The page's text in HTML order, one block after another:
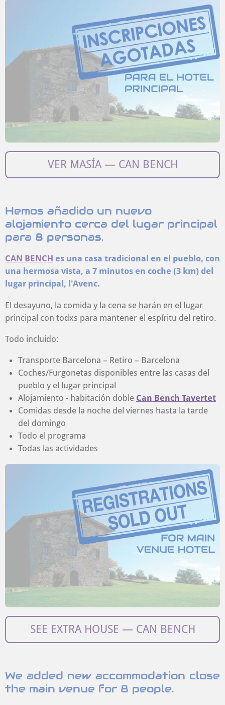
VER MASÍA — CAN BENCH
Hemos añadido un nuevo
alojamiento cerca del lugar principal
para 8 personas.
CAN BENCH es una casa tradicional en el pueblo, con
una hermosa vista, a 7 minutos en coche (3 km) del
lugar principal, l'Avenc.
El desayuno, la comida y la cena se harán en el lugar
principal con todxs para mantener el espíritu del retiro.
Todo incluido:
Transporte Barcelona – Retiro – Barcelona
Coches/Furgonetas disponibles entre las casas del
pueblo y el lugar principal
Alojamiento - habitación doble Can Bench Tavertet
Comidas desde la noche del viernes hasta la tarde
del domingo
Todo el programa
Todas las actividades
SEE EXTRA HOUSE — CAN BENCH
We added new accommodation close
the main venue for 8 people.